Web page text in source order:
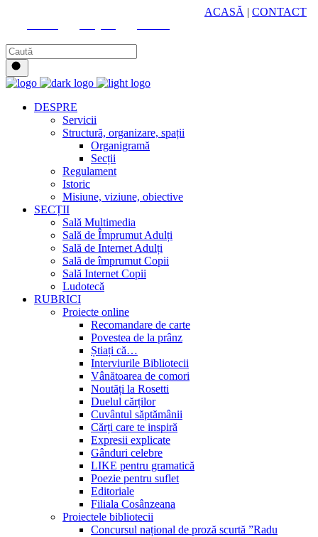
ACASĂ | CONTACT
DESPRE
Servicii
Structură, organizare, spații
Organigramă
Secții
Regulament
Istoric
Misiune, viziune, obiective
SECȚII
Sală Multimedia
Sală de Împrumut Adulți
Sală de Internet Adulți
Sală de împrumut Copii
Sală Internet Copii
Ludotecă
RUBRICI
Proiecte online
Recomandare de carte
Povestea de la prânz
Știați că…
Interviurile Bibliotecii
Vânătoarea de comori
Noutăți la Rosetti
Duelul cărților
Cuvântul săptămânii
Cărți care te inspiră
Expresii explicate
Gânduri celebre
LIKE pentru gramatică
Poezie pentru suflet
Editoriale
Filiala Cosânzeana
Proiectele bibliotecii
Concursul național de proză scurtă ”Radu